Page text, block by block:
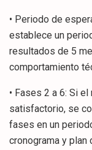
• Periodo de
establece un
resultados de 5
comportamiento
• Fases 2 a 6: Si
satisfactorio, se
fases en un
cronograma y